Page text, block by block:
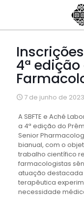
4ª
7 de junho de 2023
A SBFTE e Aché
a 4ª edição do
Senior
bianual, com o
trabalho científico
farmacologistas
atuação
terapêutica
necessidade